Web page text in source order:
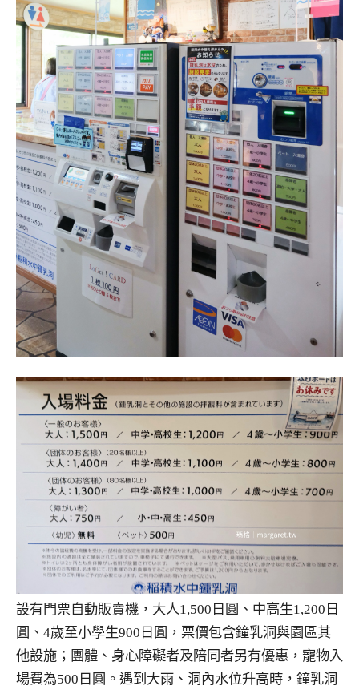
設有門票自動販賣機，大人1,500日圓、中高生1,200日
圓、4歲至小學生900日圓，票價包含鐘乳洞與園區其
他設施；團體、身心障礙者及陪同者另有優惠，寵物入
場費為500日圓。遇到大雨、洞內水位升高時，鐘乳洞